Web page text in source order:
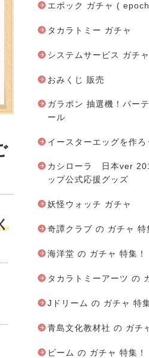
エポック ガチャ (
タカラトミー ガチャ
システムサービス ガチャ
おみくじ 販売
ガラポン 抽選機！パー
ール
イースターエッグを作ろ
カシローラ 日本ver
ップ公式応援グッズ
妖怪ウォッチ ガチャ
奇譚クラブ の ガチャ 特
海洋堂 の ガチャ 特集！
タカラトミーアーツ の
Jドリーム の ガチャ 特集
青島文化教材社 の ガチ
ビーム の ガチャ 特集！